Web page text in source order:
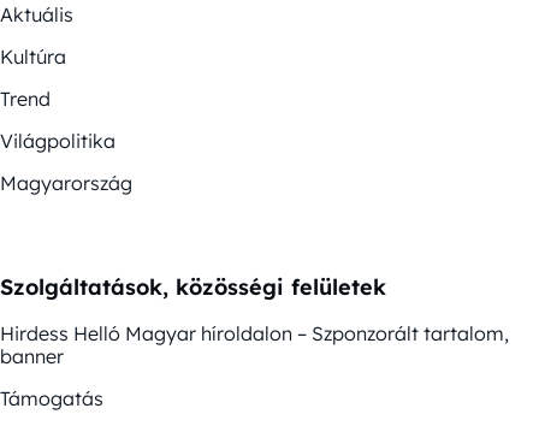
Aktuális
Kultúra
Trend
Világpolitika
Magyarország
Szolgáltatások, közösségi felületek
Hirdess Helló Magyar híroldalon – Szponzorált tartalom,
banner
Támogatás